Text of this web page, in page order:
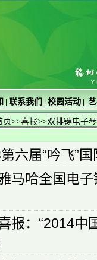
联系我们 校园活动
页>>喜报>>双排键电子琴
六届“吟飞”
马哈全国电
报：“2014中